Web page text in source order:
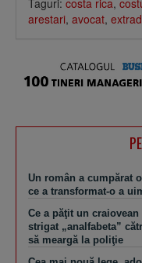
Taguri: costa rica,
arestari, avocat,
Un român a cumpărat
ce a transformat-o a
Ce a păţit un
strigat „analfabeta”
să meargă la poliţie